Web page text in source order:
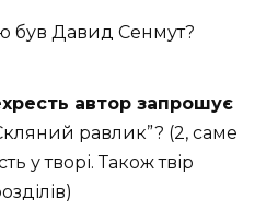
був Давид Сенмут?
автор запрошує
равлик”? (2, саме
у творі. Також твір